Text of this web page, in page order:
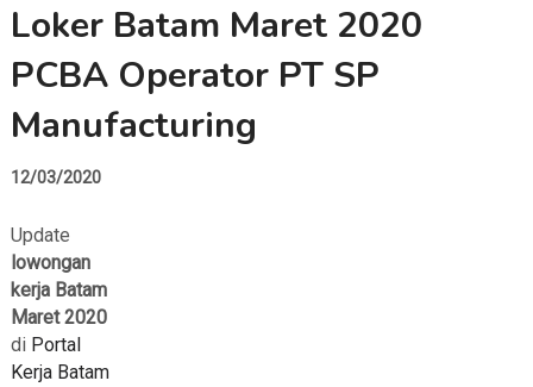
Loker Batam Maret 2020
PCBA Operator PT SP
Manufacturing
12/03/2020
Update
lowongan
kerja Batam
Maret 2020
di Portal
Kerja Batam